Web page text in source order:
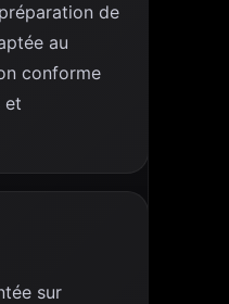
de
au
conforme
et
sur